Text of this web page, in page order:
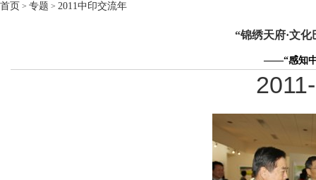
首页 > 专题 > 2011中印交流年
“锦绣天府·文
——“感知中